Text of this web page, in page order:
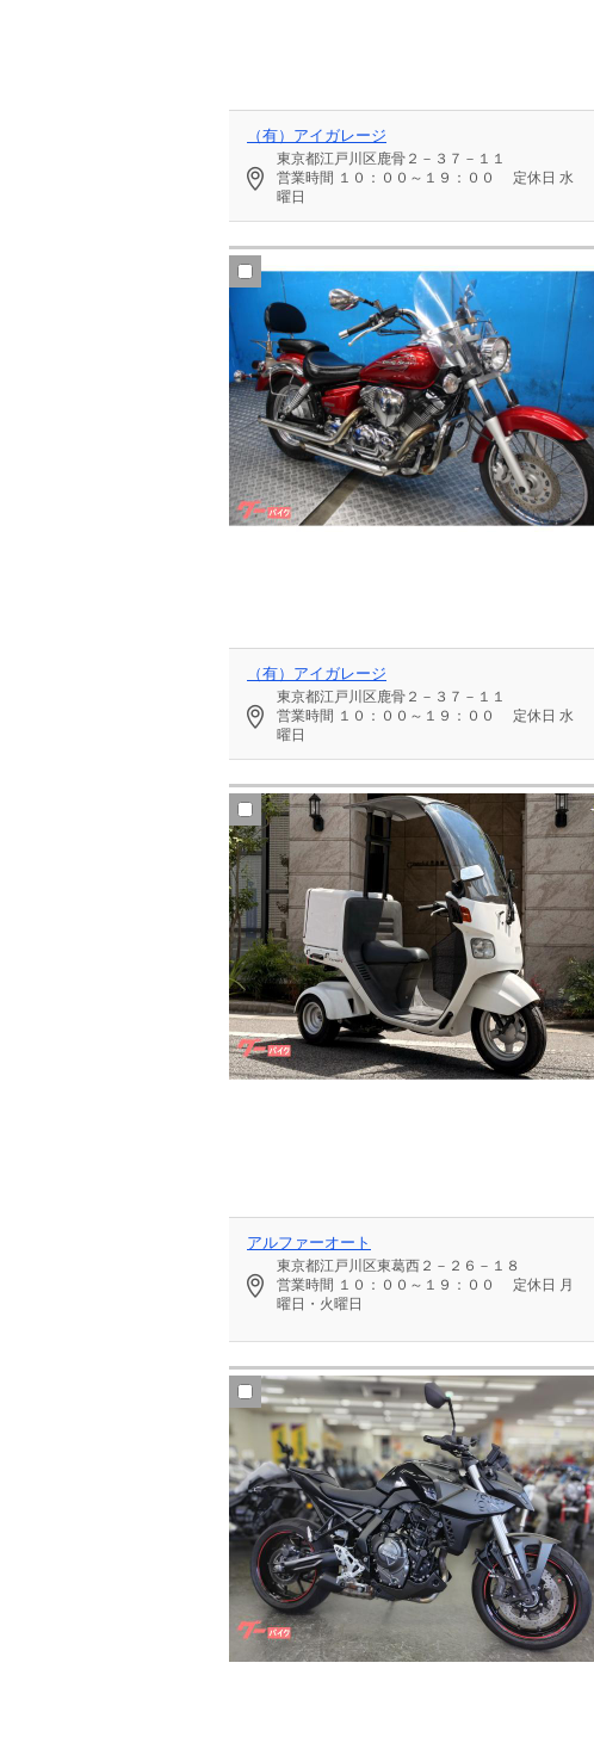
（有）アイガレージ
東京都江戸川区鹿骨２－３７－１１
営業時間 １０：００～１９：００ 定休日 水
曜日
（有）アイガレージ
東京都江戸川区鹿骨２－３７－１１
営業時間 １０：００～１９：００ 定休日 水
曜日
アルファーオート
東京都江戸川区東葛西２－２６－１８
営業時間 １０：００～１９：００ 定休日 月
曜日・火曜日